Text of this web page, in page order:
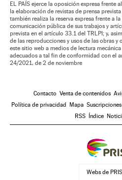
EL PAÍS ejerce la oposición expresa frente
la elaboración de revistas de prensa
también realiza la reserva expresa frente a
comunicación pública de sus trabajos y
prevista en el artículo 33.1 del TRLPI; y,
de las reproducciones y usos de las obras y
este sitio web a medios de lectura
adecuados a tal fin de conformidad con el
24/2021, de 2 de noviembre
Contacto Venta de contenidos
Política de privacidad
Mapa
RSS
Índice
Webs de